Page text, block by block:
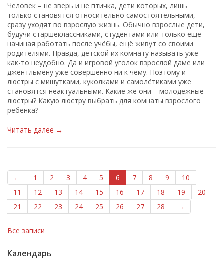
Человек – не зверь и не птичка, дети которых, лишь
только становятся относительно самостоятельными,
сразу уходят во взрослую жизнь. Обычно взрослые дети,
будучи старшеклассниками, студентами или только ещё
начиная работать после учёбы, ещё живут со своими
родителями. Правда, детской их комнату называть уже
как-то неудобно. Да и игровой уголок взрослой даме или
джентльмену уже совершенно ни к чему. Поэтому и
люстры с мишутками, куколками и самолётиками уже
становятся неактуальными. Какие же они – молодёжные
люстры? Какую люстру выбрать для комнаты взрослого
ребёнка?
Читать далее →
← 1 2 3 4 5 6 7 8 9
10
11
12 13 14 15 16 17 18 19
20
21
22 23 24 25 26 27 28 →
Все записи
Календарь